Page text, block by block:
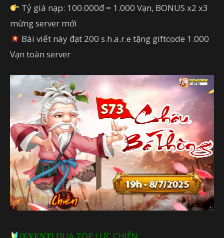
Tỷ giá nạp: 100.000đ = 1.000 Vạn, BONUS x2 x3
mừng server mới
Bài viết này đạt 200 s.h.a.r.e tặng giftcode 1.000
Vạn toàn server